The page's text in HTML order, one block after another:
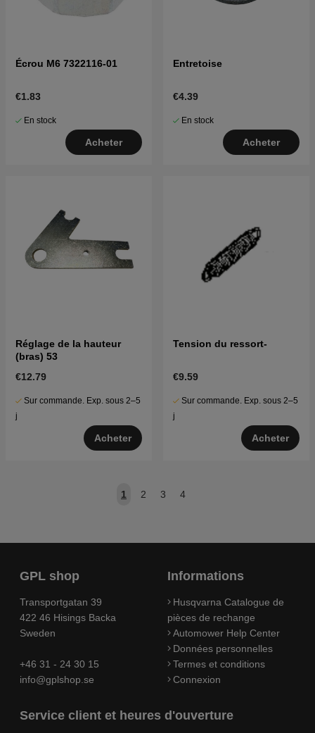
Écrou M6 7322116-01
€1.83
En stock
Acheter
Entretoise
€4.39
En stock
Acheter
Réglage de la hauteur
(bras) 53
€12.79
Sur commande. Exp. sous 2–5
j
Acheter
Tension du ressort-
€9.59
Sur commande. Exp. sous 2–5
j
Acheter
1 2 3 4
GPL shop
Transportgatan 39
422 46 Hisings Backa
Sweden
+46 31 - 24 30 15
info@gplshop.se
Informations
Husqvarna Catalogue de
pièces de rechange
Automower Help Center
Données personnelles
Termes et conditions
Connexion
Service client et heures d'ouverture